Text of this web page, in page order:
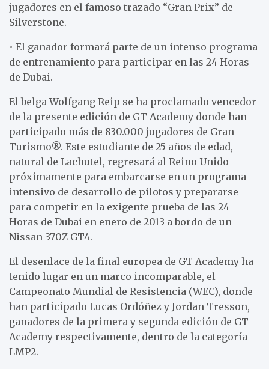
jugadores en el famoso trazado “Gran Prix” de
Silverstone.
• El ganador formará parte de un intenso programa
de entrenamiento para participar en las 24 Horas
de Dubai.
El belga Wolfgang Reip se ha proclamado vencedor
de la presente edición de GT Academy donde han
participado más de 830.000 jugadores de Gran
Turismo®. Este estudiante de 25 años de edad,
natural de Lachutel, regresará al Reino Unido
próximamente para embarcarse en un programa
intensivo de desarrollo de pilotos y prepararse
para competir en la exigente prueba de las 24
Horas de Dubai en enero de 2013 a bordo de un
Nissan 370Z GT4.
El desenlace de la final europea de GT Academy ha
tenido lugar en un marco incomparable, el
Campeonato Mundial de Resistencia (WEC), donde
han participado Lucas Ordóñez y Jordan Tresson,
ganadores de la primera y segunda edición de GT
Academy respectivamente, dentro de la categoría
LMP2.